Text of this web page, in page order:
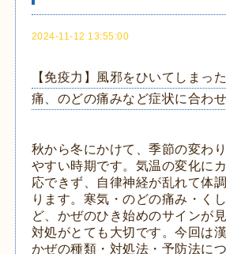
2024-11-12 13:55:00
【免疫力】風邪をひいてしまっ
痛、のどの痛みなど症状に合わ
秋から冬にかけて、季節の変わ
やすい時期です。気温の変化に
応できず、自律神経が乱れて体
ります。寒気・のどの痛み・く
ど、かぜのひき始めのサインが
対処がとても大切です。今回は
かぜの種類・対処法・予防法に